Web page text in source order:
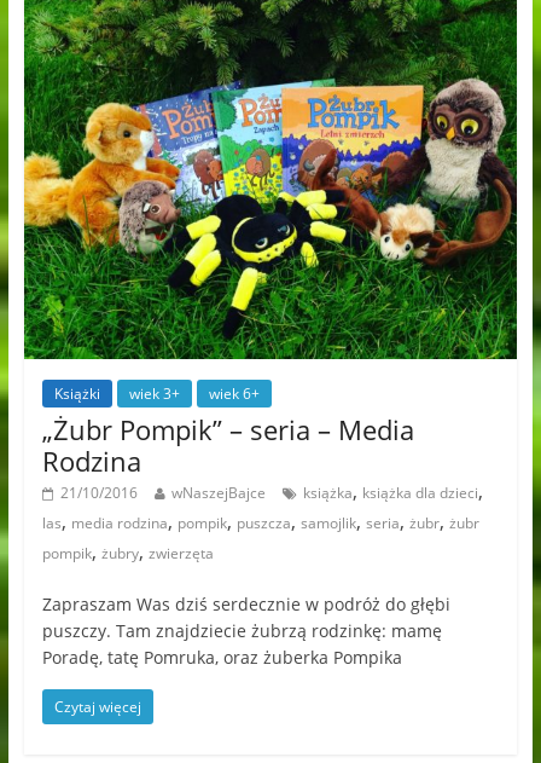
Książki wiek 3+ wiek 6+
„Żubr Pompik” – seria – Media
Rodzina
21/10/2016 wNaszejBajce książka, książka dla dzieci,
las, media rodzina, pompik, puszcza, samojlik, seria, żubr, żubr
pompik, żubry, zwierzęta
Zapraszam Was dziś serdecznie w podróż do głębi
puszczy. Tam znajdziecie żubrzą rodzinkę: mamę
Poradę, tatę Pomruka, oraz żuberka Pompika
Czytaj więcej